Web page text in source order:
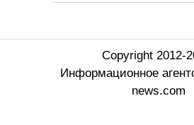
Copyright 2012-
Информационное
news.com